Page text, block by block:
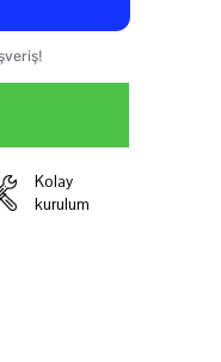
Kolay
kurulum